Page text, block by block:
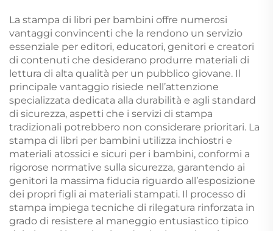
intrattenimento poker
con scatola
La stampa di libri per bambini offre numerosi
vantaggi convincenti che la rendono un servizio
essenziale per editori, educatori, genitori e creatori
di contenuti che desiderano produrre materiali di
lettura di alta qualità per un pubblico giovane. Il
principale vantaggio risiede nell’attenzione
specializzata dedicata alla durabilità e agli standard
di sicurezza, aspetti che i servizi di stampa
tradizionali potrebbero non considerare prioritari. La
stampa di libri per bambini utilizza inchiostri e
materiali atossici e sicuri per i bambini, conformi a
rigorose normative sulla sicurezza, garantendo ai
genitori la massima fiducia riguardo all’esposizione
dei propri figli ai materiali stampati. Il processo di
stampa impiega tecniche di rilegatura rinforzata in
grado di resistere al maneggio entusiastico tipico